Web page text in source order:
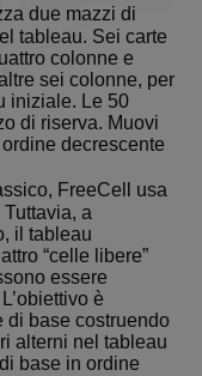
due mazzi di
tableau. Sei carte
colonne e
sei colonne, per
iniziale. Le 50
di riserva. Muovi
decrescente
FreeCell usa
a
il tableau
“celle libere”
essere
è
di base costruendo
alterni nel tableau
base in ordine
5 mesi 4
Questo cookie
viene utilizzato
per registrare
l'impegno
dell'utente e
l'interazione
con il sito web,
contribuendo
a migliorare
dell'utente e
prestazioni del
sito.